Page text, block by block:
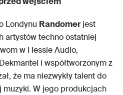
Londynu Randomerjest
artystów techno ostatniej
w Hessle Audio,
i współtworzonym z
że ma niezwykły talent do
W jego produkcjach